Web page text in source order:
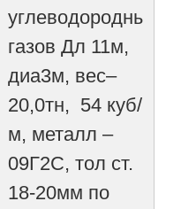
углеводородных
газов Дл 11м,
диа3м, вес–
20,0тн, 54 куб/
м, металл –
09Г2С, тол ст.
18-20мм по